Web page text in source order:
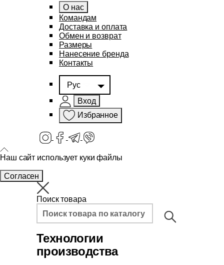
О нас
Командам
Доставка и оплата
Обмен и возврат
Размеры
Нанесение бренда
Контакты
Рус
Вход
Избранное
Наш сайт использует куки файлы
Согласен
Поиск товара
Технологии
производства